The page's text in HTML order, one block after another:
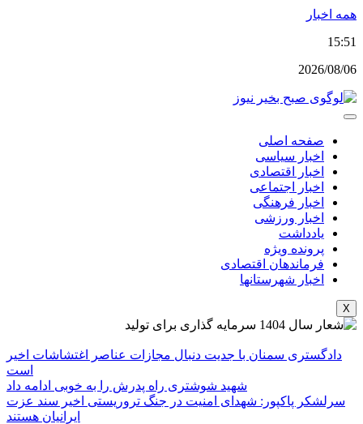
پرش
محتوا
همه اخبار
15:51
2026/08/06
صفحه اصلی
اخبار سیاسی
اخبار اقتصادی
اخبار اجتماعی
اخبار فرهنگی
اخبار ورزشی
یادداشت
پرونده ویژه
فرماندهان اقتصادی
اخبار شهرستانها
X
دادگستری سمنان با جدیت دنبال مجازات عناصر اغتشاشات اخیر
است
شهید شوشتری راه پدرش را به خوبی ادامه داد
سرلشکر پاکپور: شهدای امنیت در جنگ تروریستی اخیر سند عزت
ایرانیان هستند